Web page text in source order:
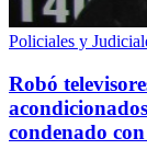
Policiales y
Robó
condenado